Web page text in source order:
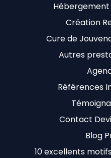
Création
Cure de
Autres
Références
Contact
Blog
10 excellents